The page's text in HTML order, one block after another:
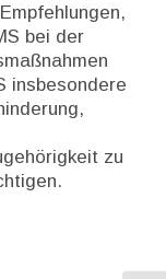
bei der
insbesondere
zu